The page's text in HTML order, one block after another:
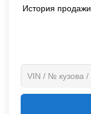
История продажи,